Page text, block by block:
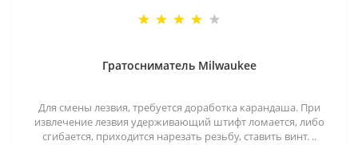
Гратосниматель Milwaukee
Для смены лезвия, требуется доработка карандаша. При
извлечение лезвия удерживающий штифт ломается, либо
сгибается, приходится нарезать резьбу, ставить винт. ..